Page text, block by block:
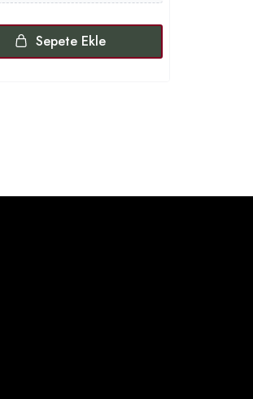
Sepete Ekle